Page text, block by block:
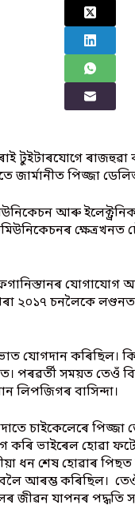
টুইটাৰযোগে
জাৰ্মানীত পিজ্জা
আৰু
যোগাযোগ আৰু
২০১৭ চনলৈকে লণ্ডনত
যোগদান কৰিছিল।
পৰৱৰ্তী সময়ত তেওঁ
লিপজিগৰ বাসিন্দা।
চাইকেলেৰে
কৰি ভাইৰেল হোৱা
ধন শেষ হোৱাৰ পিছত
আৰম্ভ কৰিছিল।
যাপনৰ পদ্ধতি